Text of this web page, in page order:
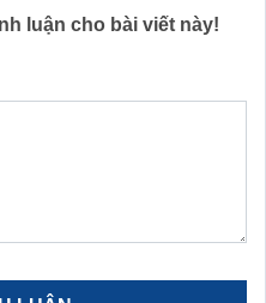
luận cho bài viết này!